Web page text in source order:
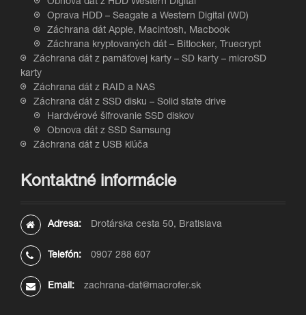
Obnova dát z HDD Western Digital
Oprava HDD – Seagate a Western Digital (WD)
Záchrana dát Apple, Macintosh, Macbook
Záchrana kryptovaných dát – Bitlocker, Truecrypt
Záchrana dát z pamäťovej karty – SD karty – microSD
karty
Záchrana dát z RAID a NAS
Záchrana dát z SSD disku – Solid state drive
Hardvérové šifrovanie SSD diskov
Obnova dát z SSD Samsung
Záchrana dát z USB kľúča
Kontaktné informácie
Adresa: Drotárska cesta 50, Bratislava
Telefón: 0907 288 607
Email: zachrana-dat@macrofer.sk